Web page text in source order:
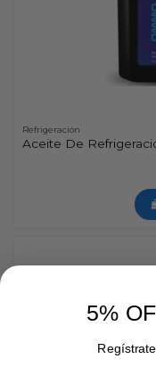
Refrigeración
Aceite De
5%